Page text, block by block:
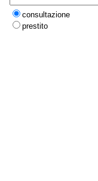
consultazione
prestito